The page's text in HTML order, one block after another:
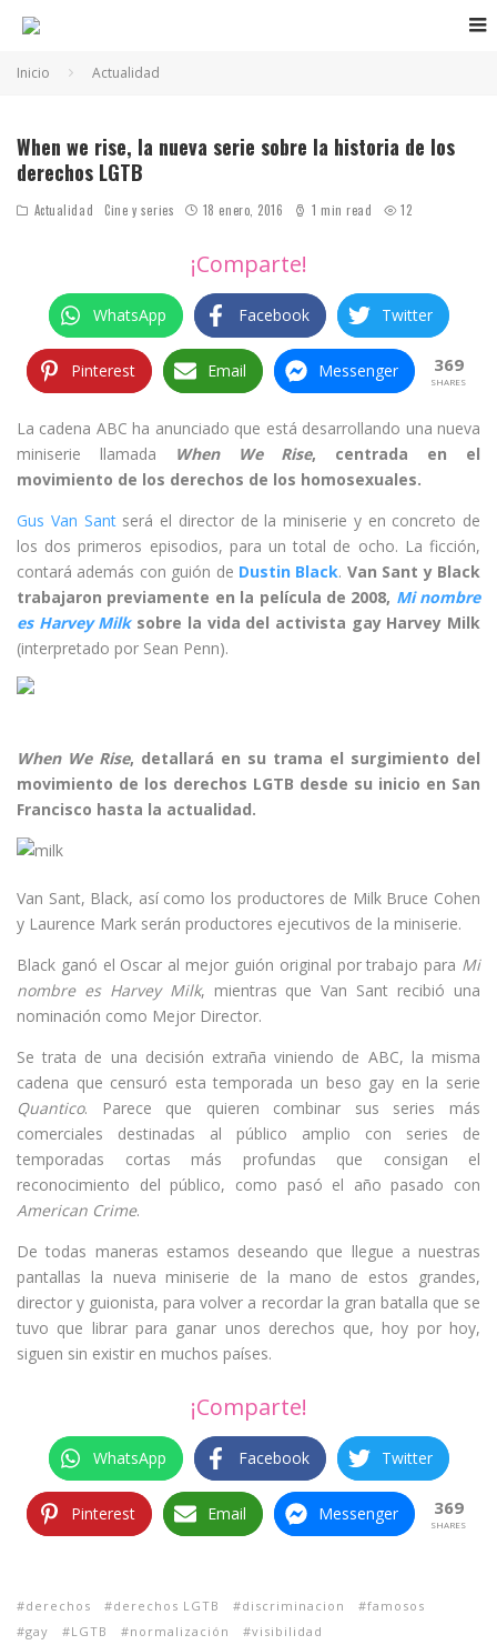
Inicio Actualidad
When we rise, la nueva serie sobre la historia de los
derechos LGTB
Actualidad Cine y series 18 enero, 2016 1 min read 12
¡Comparte!
WhatsApp Facebook Twitter
Pinterest Email Messenger 369
SHARES
La cadena ABC ha anunciado que está desarrollando una nueva
miniserie llamada
When We Rise,
centrada en el
movimiento de los derechos de los homosexuales.
Gus Van Santserá el director de la miniserie y en concreto de
los dos primeros episodios, para un total de ocho. La ficción,
contará además con guión de Dustin Black. Van Sant y Black
trabajaron previamente en la película de 2008, Mi nombre
es Harvey Milk sobre la vida del activista gay Harvey Milk
(interpretado por Sean Penn).
When We Rise, detallará en su trama el surgimiento del
movimiento de los derechos LGTB desde su inicio en San
Francisco hasta la actualidad.
Van Sant, Black, así como los productores de Milk Bruce Cohen
y Laurence Mark serán productores ejecutivos de la miniserie.
Black ganó el Oscar al mejor guión original por trabajo para Mi
nombre es Harvey Milk, mientras que Van Sant recibió una
nominación como Mejor Director.
Se trata de una decisión extraña viniendo de ABC, la misma
cadena que censuró esta temporada un beso gay en la serie
Quantico. Parece que quieren combinar sus series más
comerciales destinadas al público amplio con series de
temporadas cortas más profundas que consigan el
reconocimiento del público, como pasó el año pasado con
American Crime.
De todas maneras estamos deseando que llegue a nuestras
pantallas la nueva miniserie de la mano de estos grandes,
director y guionista, para volver a recordar la gran batalla que se
tuvo que librar para ganar unos derechos que, hoy por hoy,
siguen sin existir en muchos países.
¡Comparte!
WhatsApp Facebook Twitter
Pinterest Email Messenger 369
SHARES
derechos derechos LGTB discriminacion
famosos
gay
LGTB normalización visibilidad